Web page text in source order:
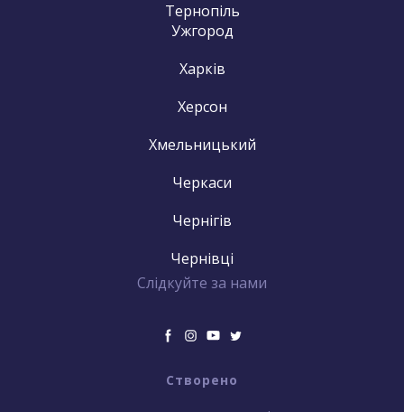
Тернопіль
Ужгород
Харків
Херсон
Хмельницький
Черкаси
Чернігів
Чернівці
Слідкуйте за нами
Створено